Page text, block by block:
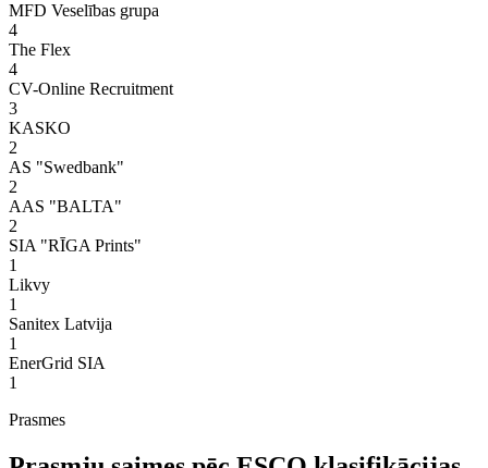
MFD Veselības grupa
4
The Flex
4
CV-Online Recruitment
3
KASKO
2
AS "Swedbank"
2
AAS "BALTA"
2
SIA "RĪGA Prints"
1
Likvy
1
Sanitex Latvija
1
EnerGrid SIA
1
Prasmes